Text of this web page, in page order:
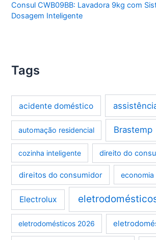
Consul CWB09BB: Lavadora 9kg com
Dosagem Inteligente
Tags
acidente doméstico
automação residencial Brastemp
cozinha inteligente direito do
direitos do consumidor economia
Electrolux
eletrodomésticos 2026